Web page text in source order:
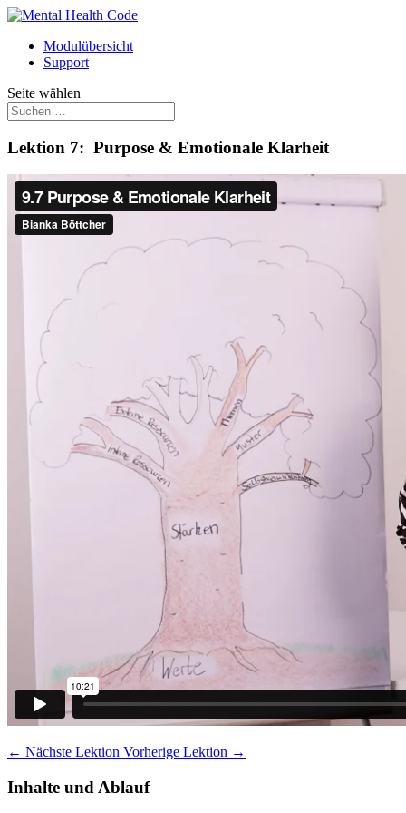
Modulübersicht
Support
Seite wählen
Lektion 7: Purpose & Emotionale Klarheit
← Nächste Lektion Vorherige Lektion →
Inhalte und Ablauf